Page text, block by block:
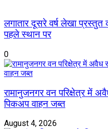
लगातार दूसरे वर्ष लेखा
पहले स्थान पर
0
रामानुजनगर वन परिक्षेत्र में
पिकअप वाहन जब्त
August 4, 2026